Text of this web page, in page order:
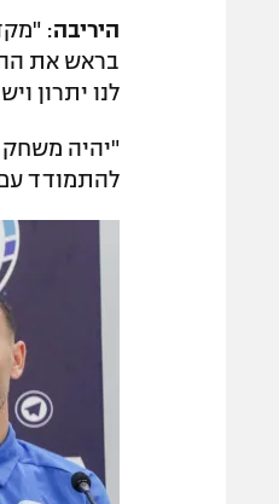
היריבה:
בראש את
לנו יתרון
"יהיה משחק
להתמודד